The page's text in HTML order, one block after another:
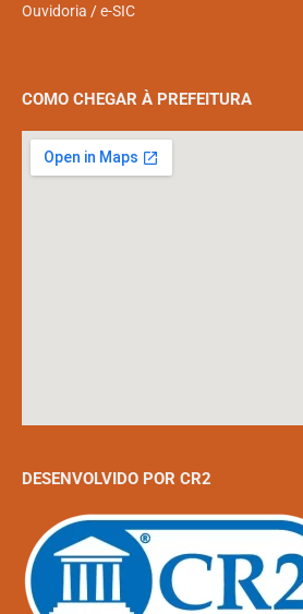
Ouvidoria /e-SIC
COMO CHEGAR À PREFEITURA
DESENVOLVIDO POR CR2